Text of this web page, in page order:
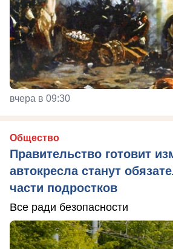
вчера в 09:30
Общество
Правительство готовит
автокресла станут
части подростков
Все ради безопасности